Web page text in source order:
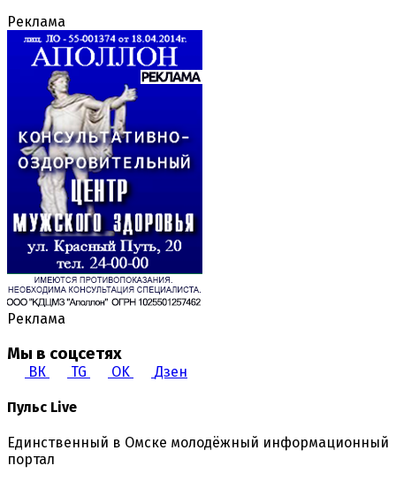
Реклама
Реклама
Мы в соцсетях
ВК TG OK Дзен
Пульс Live
Единственный в Омске молодёжный информационный
портал